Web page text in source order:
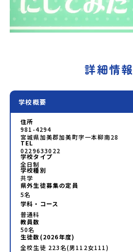
詳細情報
学校概要
住所
981-4294
宮城県加美郡加美町字一本柳南28
TEL
0229633022
学校タイプ
全日制
学校種別
共学
県外生徒募集の定員
5名
学科・コース
普通科
教員数
50名
生徒数(2026年度)
全校生徒 223名(男112女111)